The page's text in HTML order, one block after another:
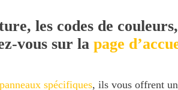
les codes de
vous sur la page
panneaux spécifiques, ils vous offrent